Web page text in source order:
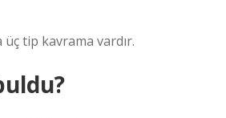
tip kavrama vardır.